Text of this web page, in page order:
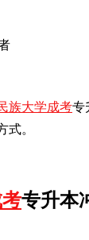
族大学成考专
式。
专升本